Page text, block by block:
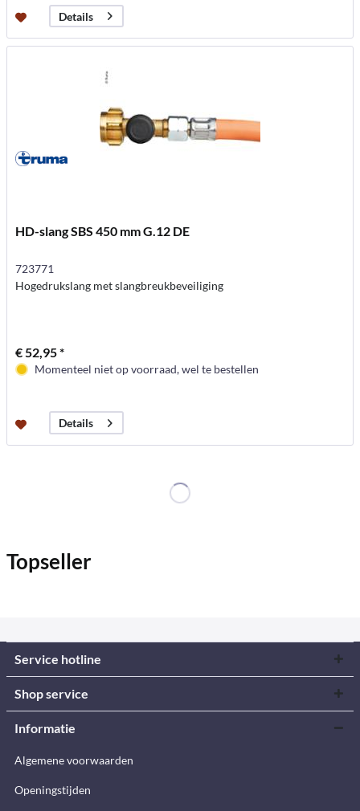
Details
HD-slang SBS 450 mm G.12 DE
723771
Hogedrukslang met slangbreukbeveiliging
€ 52,95 *
Momenteel niet op voorraad, wel te bestellen
Details
Topseller
Service hotline
Shop service
Informatie
Algemene voorwaarden
Openingstijden